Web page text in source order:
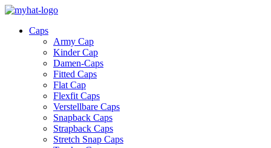
Caps
Army Cap
Kinder Cap
Damen-Caps
Fitted Caps
Flat Cap
Flexfit Caps
Verstellbare Caps
Snapback Caps
Strapback Caps
Stretch Snap Caps